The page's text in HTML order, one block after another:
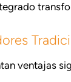
ventajas